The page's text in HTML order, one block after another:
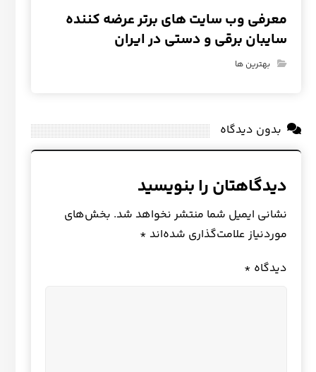
معرفی وب سایت های برتر عرضه کننده
سایبان برقی و دستی در ایران
بهترین ها
بدون دیدگاه
دیدگاهتان را بنویسید
نشانی ایمیل شما منتشر نخواهد شد. بخش‌های
موردنیاز علامت‌گذاری شده‌اند *
دیدگاه *